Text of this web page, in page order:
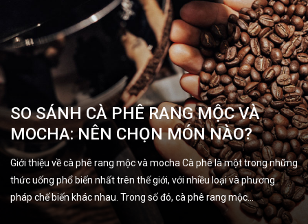
SO SÁNH CÀ PHÊ RANG MỘC VÀ
MOCHA: NÊN CHỌN MÓN NÀO?
Giới thiệu về cà phê rang mộc và mocha Cà phê là một trong những
thức uống phổ biến nhất trên thế giới, với nhiều loại và phương
pháp chế biến khác nhau. Trong số đó, cà phê rang mộc…